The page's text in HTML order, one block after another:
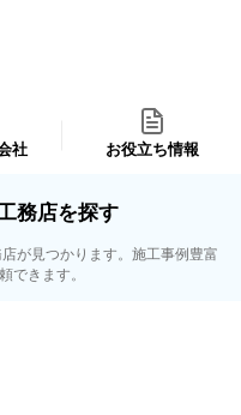
社 お役立ち情報
務店を探す
が見つかります。施工事例豊富
できます。